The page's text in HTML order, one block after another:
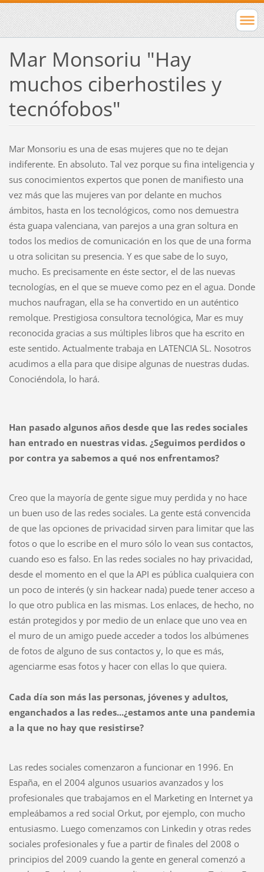
Mar Monsoriu "Hay
muchos ciberhostiles y
tecnófobos"
Mar Monsoriu es una de esas mujeres que no te dejan
indiferente. En absoluto. Tal vez porque su fina inteligencia y
sus conocimientos expertos que ponen de manifiesto una
vez más que las mujeres van por delante en muchos
ámbitos, hasta en los tecnológicos, como nos demuestra
ésta guapa valenciana, van parejos a una gran soltura en
todos los medios de comunicación en los que de una forma
u otra solicitan su presencia. Y es que sabe de lo suyo,
mucho. Es precisamente en éste sector, el de las nuevas
tecnologías, en el que se mueve como pez en el agua. Donde
muchos naufragan, ella se ha convertido en un auténtico
remolque. Prestigiosa consultora tecnológica, Mar es muy
reconocida gracias a sus múltiples libros que ha escrito en
este sentido. Actualmente trabaja en LATENCIA SL. Nosotros
acudimos a ella para que disipe algunas de nuestras dudas.
Conociéndola, lo hará.
Han pasado algunos años desde que las redes sociales
han entrado en nuestras vidas. ¿Seguimos perdidos o
por contra ya sabemos a qué nos enfrentamos?
Creo que la mayoría de gente sigue muy perdida y no hace
un buen uso de las redes sociales. La gente está convencida
de que las opciones de privacidad sirven para limitar que las
fotos o que lo escribe en el muro sólo lo vean sus contactos,
cuando eso es falso. En las redes sociales no hay privacidad,
desde el momento en el que la API es pública cualquiera con
un poco de interés (y sin hackear nada) puede tener acceso a
lo que otro publica en las mismas. Los enlaces, de hecho, no
están protegidos y por medio de un enlace que uno vea en
el muro de un amigo puede acceder a todos los albúmenes
de fotos de alguno de sus contactos y, lo que es más,
agenciarme esas fotos y hacer con ellas lo que quiera.
Cada día son más las personas, jóvenes y adultos,
enganchados a las redes...¿estamos ante una pandemia
a la que no hay que resistirse?
Las redes sociales comenzaron a funcionar en 1996. En
España, en el 2004 algunos usuarios avanzados y los
profesionales que trabajamos en el Marketing en Internet ya
empleábamos a red social Orkut, por ejemplo, con mucho
entusiasmo. Luego comenzamos con Linkedin y otras redes
sociales profesionales y fue a partir de finales del 2008 o
principios del 2009 cuando la gente en general comenzó a